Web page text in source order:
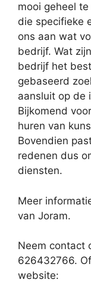
mooi geheel
die specifieke
ons aan wat
bedrijf. Wat
bedrijf het
gebaseerd
aansluit op de
Bijkomend
huren van
Bovendien
redenen dus
diensten.
Meer
van Joram.
Neem contact
626432766.
website: